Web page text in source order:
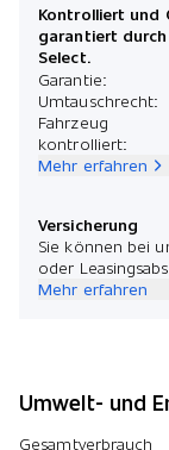
Kontrolliert und
garantiert durch
Select.
Garantie:
Umtauschrecht:
Fahrzeug
kontrolliert:
Mehr erfahren
Versicherung
Sie können bei
oder
Mehr erfahren
Umwelt- und
Gesamtverbrauch